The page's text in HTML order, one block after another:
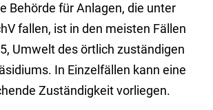
Behörde für Anlagen, die unter
fallen, ist in den meisten Fällen
Umwelt des örtlich zuständigen
In Einzelfällen kann eine
Zuständigkeit vorliegen.